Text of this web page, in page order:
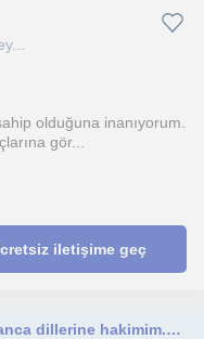
olduğuna inanıyorum.
gör...
iletişime geç
Merhaba, ben İrem. İngilizce ve Almanca dillerine hakimim.Her seviyede iki dilde de 10 yılı aşkın süredir eğitim veriyorum.